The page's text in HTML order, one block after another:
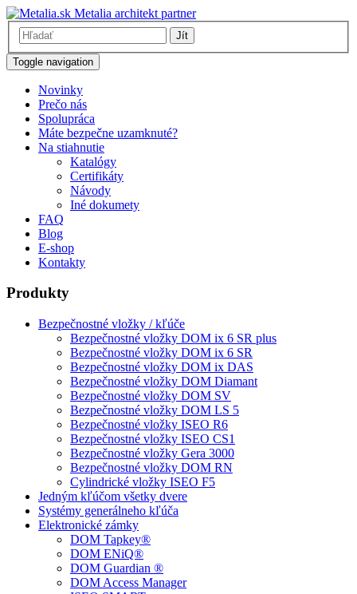
Metalia architekt partner
Jít
Toggle navigation
Novinky
Prečo nás
Spolupráca
Máte bezpečne uzamknuté?
Na stiahnutie
Katalógy
Certifikáty
Návody
Iné dokumety
FAQ
Blog
E-shop
Kontakty
Produkty
Bezpečnostné vložky / kľúče
Bezpečnostné vložky DOM ix 6 SR plus
Bezpečnostné vložky DOM ix 6 SR
Bezpečnostné vložky DOM ix DAS
Bezpečnostné vložky DOM Diamant
Bezpečnostné vložky DOM SV
Bezpečnostné vložky DOM LS 5
Bezpečnostné vložky ISEO R6
Bezpečnostné vložky ISEO CS1
Bezpečnostné vložky Gera 3000
Bezpečnostné vložky DOM RN
Cylindrické vložky ISEO F5
Jedným kľúčom všetky dvere
Systémy generálneho kľúča
Elektronické zámky
DOM Tapkey®
DOM ENiQ®
DOM Guardian ®
DOM Access Manager